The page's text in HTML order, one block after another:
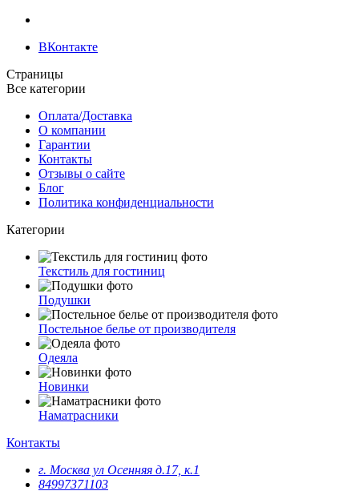
ВКонтакте
Страницы
Все категории
Оплата/Доставка
О компании
Гарантии
Контакты
Отзывы о сайте
Блог
Политика конфиденциальности
Категории
Текстиль для гостиниц
Подушки
Постельное белье от производителя
Одеяла
Новинки
Наматрасники
Контакты
г. Москва ул Осенняя д.17, к.1
84997371103